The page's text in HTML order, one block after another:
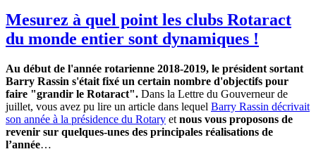
Mesurez à quel point les clubs Rotaract
du monde entier sont dynamiques !
Au début de l'année rotarienne 2018-2019, le président sortant
Barry Rassin s'était fixé un certain nombre d'objectifs pour
faire "grandir le Rotaract". Dans la Lettre du Gouverneur de
juillet, vous avez pu lire un article dans lequel Barry Rassin décrivait
son année à la présidence du Rotary et nous vous proposons de
revenir sur quelques-unes des principales réalisations de
l’année…